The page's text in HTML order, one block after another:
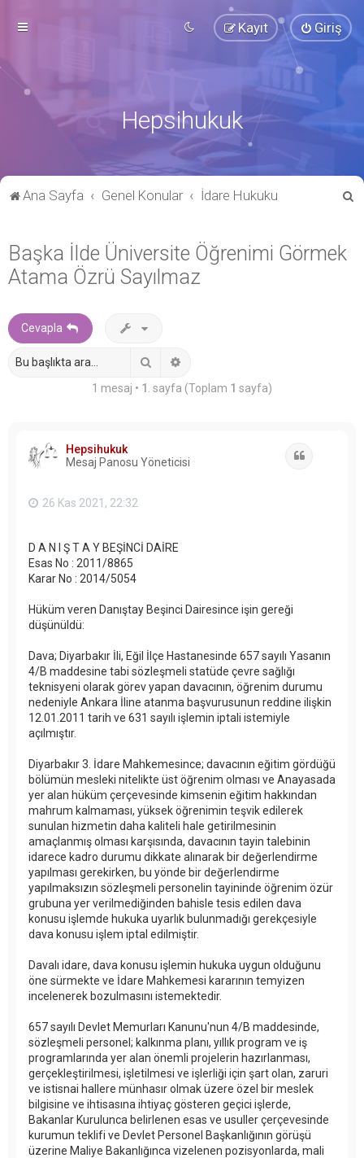
Giriş
Kayıt
Hepsihukuk
Ana Sayfa Genel Konular İdare Hukuku
Başka İlde Üniversite Öğrenimi Görmek
Atama Özrü Sayılmaz
Cevapla
1 mesaj • 1 . sayfa (Toplam 1 sayfa)
Hepsihukuk
Mesaj Panosu Yöneticisi
26 Kas 2021, 22:32
D A N I Ş T A Y BEŞİNCİ DAİRE
Esas No : 2011/8865
Karar No : 2014/5054
Hüküm veren Danıştay Beşinci Dairesince işin gereği
düşünüldü:
Dava; Diyarbakır İli, Eğil İlçe Hastanesinde 657 sayılı Yasanın
4/B maddesine tabi sözleşmeli statüde çevre sağlığı
teknisyeni olarak görev yapan davacının, öğrenim durumu
nedeniyle Ankara İline atanma başvurusunun reddine ilişkin
12.01.2011 tarih ve 631 sayılı işlemin iptali istemiyle
açılmıştır.
Diyarbakır 3. İdare Mahkemesince; davacının eğitim gördüğü
bölümün mesleki nitelikte üst öğrenim olması ve Anayasada
yer alan hüküm çerçevesinde kimsenin eğitim hakkından
mahrum kalmaması, yüksek öğrenimin teşvik edilerek
sunulan hizmetin daha kaliteli hale getirilmesinin
amaçlanmış olması karşısında, davacının tayin talebinin
idarece kadro durumu dikkate alınarak bir değerlendirme
yapılması gerekirken, bu yönde bir değerlendirme
yapılmaksızın sözleşmeli personelin tayininde öğrenim özür
grubuna yer verilmediğinden bahisle tesis edilen dava
konusu işlemde hukuka uyarlık bulunmadığı gerekçesiyle
dava konusu işlem iptal edilmiştir.
Davalı idare, dava konusu işlemin hukuka uygun olduğunu
öne sürmekte ve İdare Mahkemesi kararının temyizen
incelenerek bozulmasını istemektedir.
657 sayılı Devlet Memurları Kanunu'nun 4/B maddesinde,
sözleşmeli personel; kalkınma planı, yıllık program ve iş
programlarında yer alan önemli projelerin hazırlanması,
gerçekleştirilmesi, işletilmesi ve işlerliği için şart olan, zaruri
ve istisnai hallere münhasır olmak üzere özel bir meslek
bilgisine ve ihtisasına ihtiyaç gösteren geçici işlerde,
Bakanlar Kurulunca belirlenen esas ve usuller çerçevesinde
kurumun teklifi ve Devlet Personel Başkanlığının görüşü
üzerine Maliye Bakanlığınca vizelenen pozisyonlarda, mali